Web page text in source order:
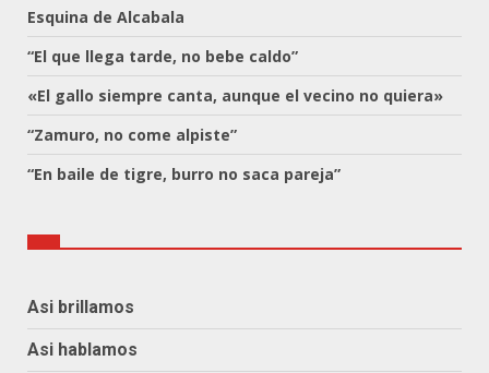
Esquina de Alcabala
“El que llega tarde, no bebe caldo”
«El gallo siempre canta, aunque el vecino no quiera»
“Zamuro, no come alpiste”
“En baile de tigre, burro no saca pareja”
Asi brillamos
Asi hablamos